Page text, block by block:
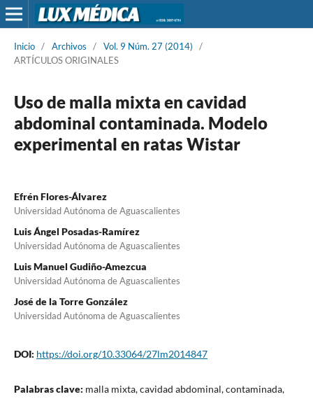
Inicio / Archivos / Vol. 9 Núm. 27 (2014)
/
ARTÍCULOS ORIGINALES
Uso de malla mixta en cavidad
abdominal contaminada. Modelo
experimental en ratas Wistar
Efrén Flores-Álvarez
Universidad Autónoma de Aguascalientes
Luis Ángel Posadas-Ramírez
Universidad Autónoma de Aguascalientes
Luis Manuel Gudiño-Amezcua
Universidad Autónoma de Aguascalientes
José de la Torre González
Universidad Autónoma de Aguascalientes
DOI: https://doi.org/10.33064/27lm2014847
Palabras clave: malla mixta, cavidad abdominal, contaminada,